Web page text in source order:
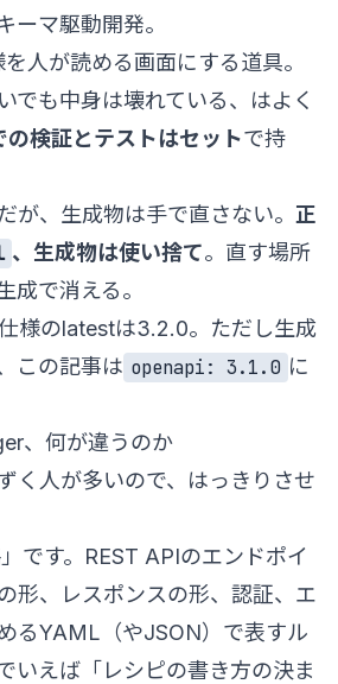
ーマ駆動開発。
人が読める画面にする道具。
でも中身は壊れている、はよく
の検証とテストはセットで持
が、生成物は手で直さない。 正
、生成物は使い捨て。直す場所
成で消える。
様のlatestは3.2.0。ただし生成
この記事は openapi: 3.1.0 に
、何が違うのか
く人が多いので、はっきりさせ
です。REST APIのエンドポイ
形、レスポンスの形、認証、エ
るYAML（やJSON）で表すル
いえば「レシピの書き方の決ま